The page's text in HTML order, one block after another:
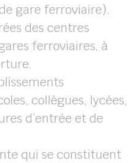
gare ferroviaire).
des centres
ferroviaires, à
collègues, lycées,
d’entrée et de
qui se constituent